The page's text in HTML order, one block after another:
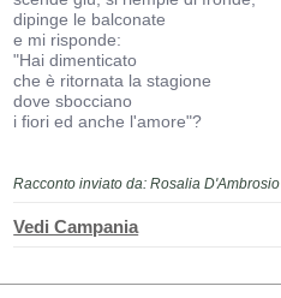
dipinge le balconate
e mi risponde:
"Hai dimenticato
che è ritornata la stagione
dove sbocciano
i fiori ed anche l'amore"?
Racconto inviato da: Rosalia D'Ambrosio
Vedi Campania